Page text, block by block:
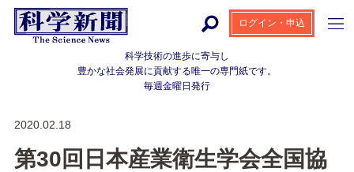
科学技術の進歩に寄与し
豊かな社会発展に貢献する唯一の専門紙です。
毎週金曜日発行
ログイン・申込
2020.02.18
第30回日本産業衛生学会全国協